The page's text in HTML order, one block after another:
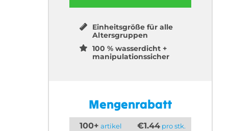
Einheitsgröße für alle
Altersgruppen
100 % wasserdicht +
manipulationssicher
Mengenrabatt
100+ artikel €1.44 pro stk.